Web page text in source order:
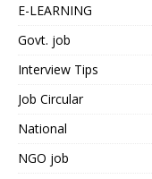
E-LEARNING
Govt. job
Interview Tips
Job Circular
National
NGO job